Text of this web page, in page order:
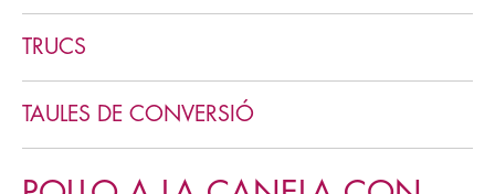
TRUCS
TAULES DE CONVERSIÓ